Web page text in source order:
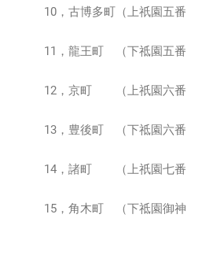
町（上祇園五番
町 （下祗園五番
（上祇園六番
町 （下祗園六番
（上祇園七番
町 （下祗園御神